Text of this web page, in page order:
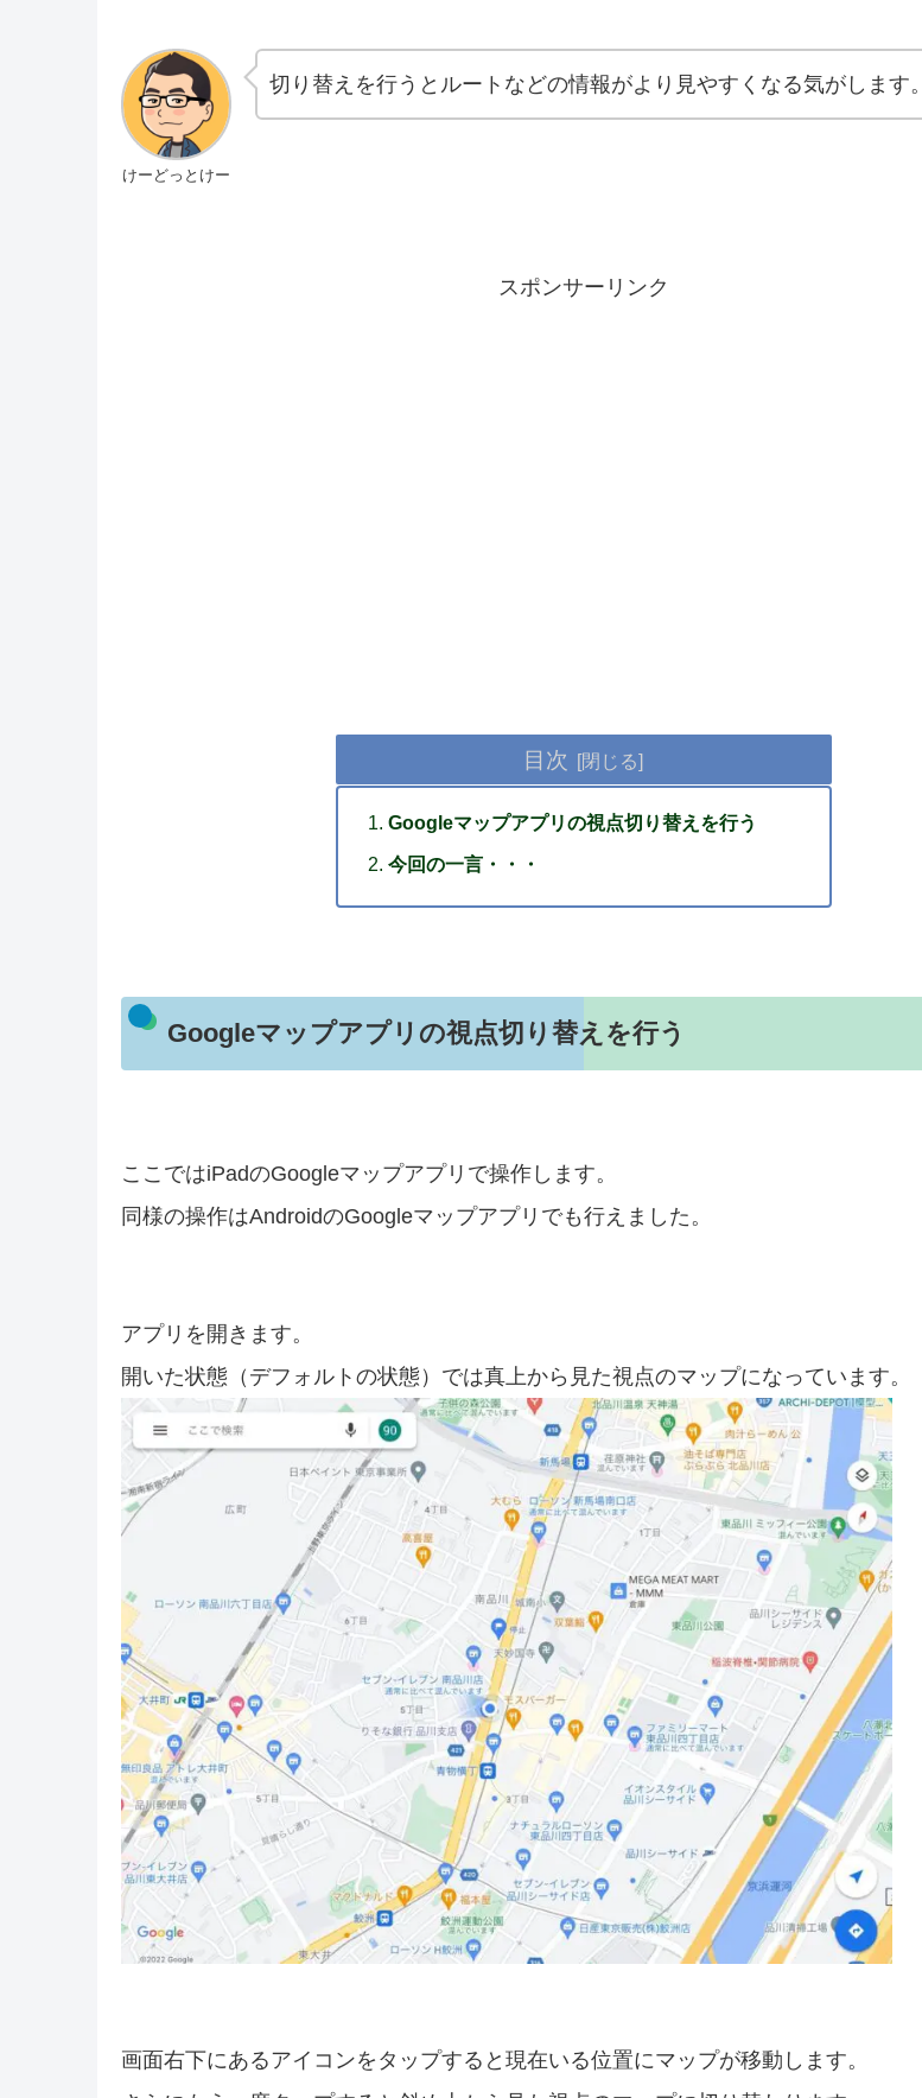
けーどっとけー
切り替えを行うとルートなどの情報がより見やすくなる気がします。
スポンサーリンク
目次
Googleマップアプリの視点切り替えを行う
今回の一言・・・
Googleマップアプリの視点切り替えを行う
ここではiPadのGoogleマップアプリで操作します。
同様の操作はAndroidのGoogleマップアプリでも行えました。
アプリを開きます。
開いた状態（デフォルトの状態）では真上から見た視点のマップになっています。
画面右下にあるアイコンをタップすると現在いる位置にマップが移動します。